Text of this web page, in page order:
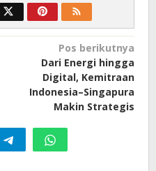
Pos berikutnya
Dari Energi hingga
Digital, Kemitraan
Indonesia–Singapura
Makin Strategis